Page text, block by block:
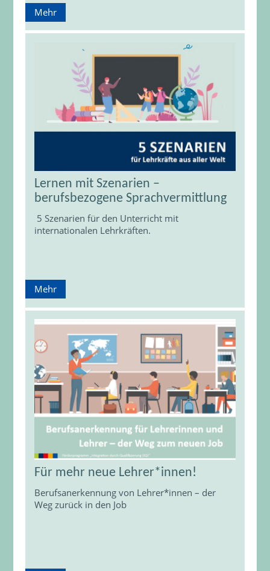
Mehr
Lernen mit Szenarien –
berufsbezogene Sprachvermittlung
5 Szenarien für den Unterricht mit
internationalen Lehrkräften.
Mehr
Für mehr neue Lehrer*innen!
Berufsanerkennung von Lehrer*innen – der
Weg zurück in den Job